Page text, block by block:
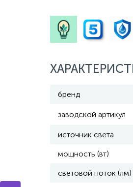
бренд
заводской артикул
источник света
мощность (вт)
световой поток (лм)